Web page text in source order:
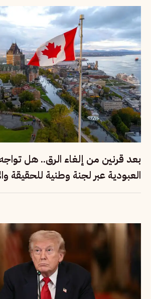
بعد قرنين من إلغاء الرق.. هل
العبودية عبر لجنة وطنية للحقيقة